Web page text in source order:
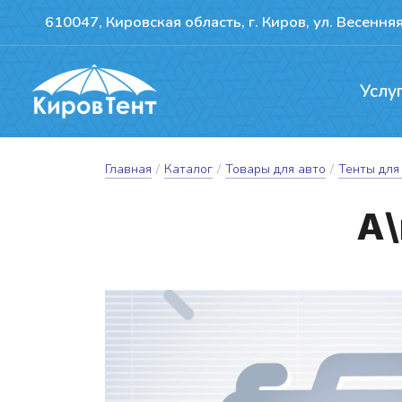
610047, Кировская область, г. Киров, ул.
Главная / Каталог / Товары для авто / Тенты